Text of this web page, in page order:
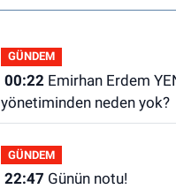
GÜNDEM
00:22Emirhan Erdem YENİ Parti İl
yönetiminden neden yok?
GÜNDEM
22:47 Günün notu!